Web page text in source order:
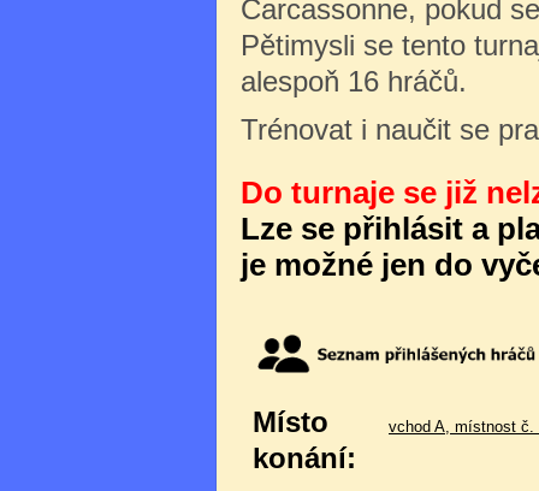
Carcassonne, pokud
Pětimysli se tento
alespoň 16 hráčů.
Trénovat i naučit se
Do turnaje se již
Lze se přihlásit a
je možné jen do
Místo
konání:
vchod A, místnost č.